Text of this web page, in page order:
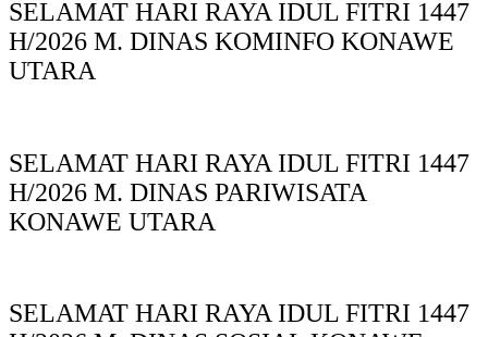
SELAMAT HARI RAYA IDUL FITRI 1447
H/2026 M. DINAS KOMINFO KONAWE
UTARA
SELAMAT HARI RAYA IDUL FITRI 1447
H/2026 M. DINAS PARIWISATA
KONAWE UTARA
SELAMAT HARI RAYA IDUL FITRI 1447